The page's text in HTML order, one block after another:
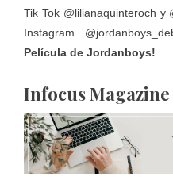
Tik Tok @lilianaquinteroch y
Instagram
Película de Jordanboys!
Infocus Magazine